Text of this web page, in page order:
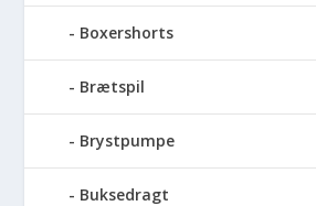
Boxershorts
Brætspil
Brystpumpe
Buksedragt